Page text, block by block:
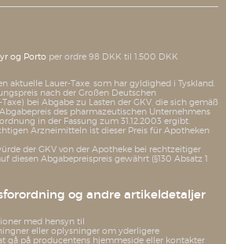
og Porto per ordre 98 DKK til 1.500 DKK
aktuelle Lauer-Taxe, som har gyldighed i Tyskland.
nach der Großen Deutschen
bei Abgabe zu Lasten der GKV, die sich gemäß
Abgabepreis des pharmazeutischen Unternehmens
in der Fassung zum 31.12.2003 ergibt.
Arzneimitteln ist dieser Preis für Apotheken
der GKV von der Apotheke bei rechtzeitiger
diesen Abgabepreispreis gewährt (§130 Absatz 1
og andre artikeldetaljer
med hensyn til
eller oplysninger om yderligere
gå på producentens hjemmeside eller kontakter